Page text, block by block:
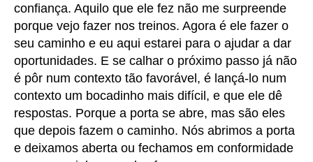
confiança. Aquilo que ele fez não me surpreende
porque vejo fazer nos treinos. Agora é ele fazer o
seu caminho e eu aqui estarei para o ajudar a dar
oportunidades. E se calhar o próximo passo já não
é pôr num contexto tão favorável, é lançá-lo num
contexto um bocadinho mais difícil, e que ele dê
respostas. Porque a porta se abre, mas são eles
que depois fazem o caminho. Nós abrimos a porta
e deixamos aberta ou fechamos em conformidade